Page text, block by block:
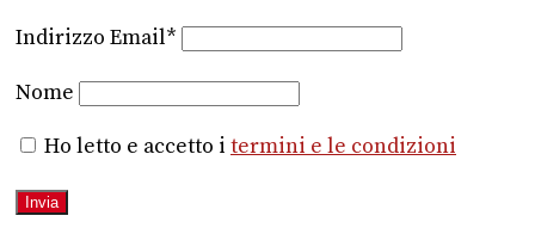
Indirizzo Email*
Nome
Ho letto e accetto i termini e le condizioni